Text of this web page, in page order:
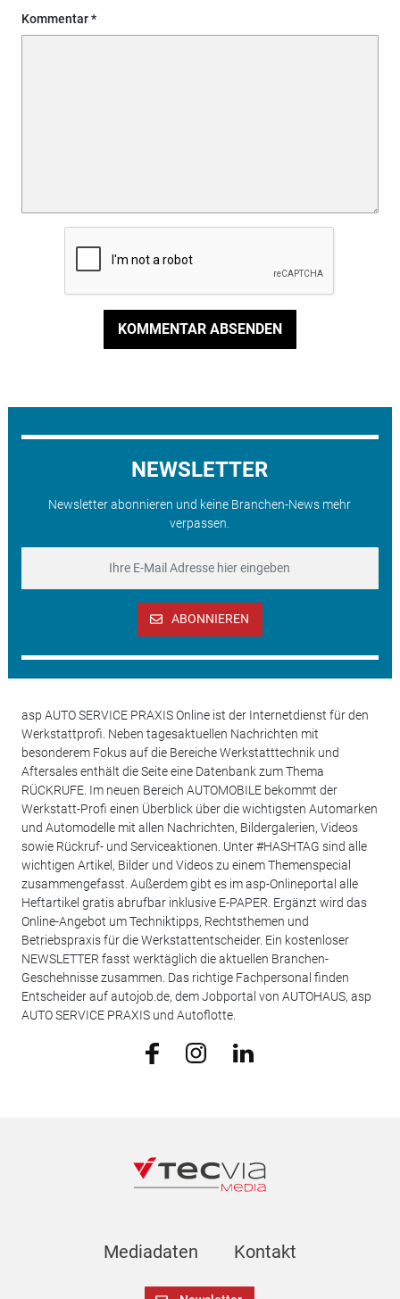
Kommentar
KOMMENTAR ABSENDEN
NEWSLETTER
Newsletter abonnieren und keine Branchen-News mehr
verpassen.
ABONNIEREN
asp AUTO SERVICE PRAXIS Online ist der Internetdienst für den
Werkstattprofi. Neben tagesaktuellen Nachrichten mit
besonderem Fokus auf die Bereiche Werkstatttechnik und
Aftersales enthält die Seite eine Datenbank zum Thema
RÜCKRUFE. Im neuen Bereich AUTOMOBILE bekommt der
Werkstatt-Profi einen Überblick über die wichtigsten Automarken
und Automodelle mit allen Nachrichten, Bildergalerien, Videos
sowie Rückruf- und Serviceaktionen. Unter #HASHTAG sind alle
wichtigen Artikel, Bilder und Videos zu einem Themenspecial
zusammengefasst. Außerdem gibt es im asp-Onlineportal alle
Heftartikel gratis abrufbar inklusive E-PAPER. Ergänzt wird das
Online-Angebot um Techniktipps, Rechtsthemen und
Betriebspraxis für die Werkstattentscheider. Ein kostenloser
NEWSLETTER fasst werktäglich die aktuellen Branchen-
Geschehnisse zusammen. Das richtige Fachpersonal finden
Entscheider auf autojob.de, dem Jobportal von AUTOHAUS, asp
AUTO SERVICE PRAXIS und Autoflotte.
Mediadaten Kontakt